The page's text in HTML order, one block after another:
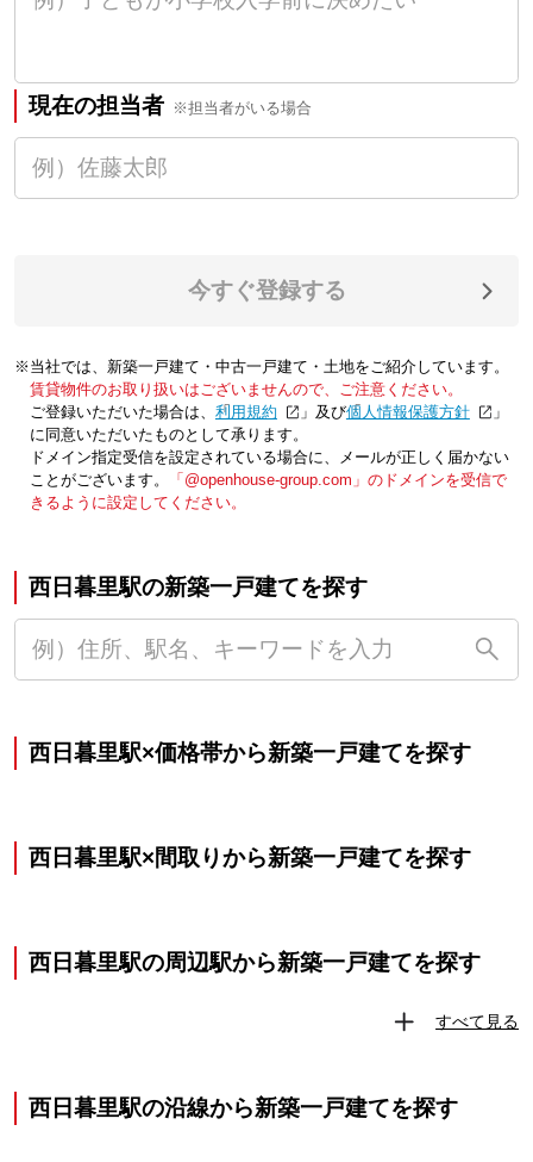
現在の担当者 ※担当者がいる場合
今すぐ登録する
※当社では、新築一戸建て・中古一戸建て・土地をご紹介しています。
賃貸物件のお取り扱いはございませんので、ご注意ください。
ご登録いただいた場合は、「利用規約 」及び「個人情報保護方針
」
に同意いただいたものとして承ります。
ドメイン指定受信を設定されている場合に、メールが正しく届かない
ことがございます。
「@openhouse-group.com」のドメインを受信で
きるように設定してください。
西日暮里駅の新築一戸建てを探す
西日暮里駅×価格帯から新築一戸建てを探す
西日暮里駅×間取りから新築一戸建てを探す
西日暮里駅の周辺駅から新築一戸建てを探す
すべて見る
西日暮里駅の沿線から新築一戸建てを探す